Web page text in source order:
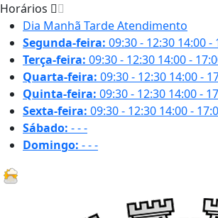
Horários
Dia Manhã TardeAtendimento
Segunda-feira: 09:30 - 12:30 14:00 -
Terça-feira: 09:30 - 12:30 14:00 -
Quarta-feira: 09:30 - 12:30 14:00 -
Quinta-feira: 09:30 - 12:30 14:00 -
Sexta-feira: 09:30 - 12:30 14:00 -
Sábado: ---
Domingo: ---